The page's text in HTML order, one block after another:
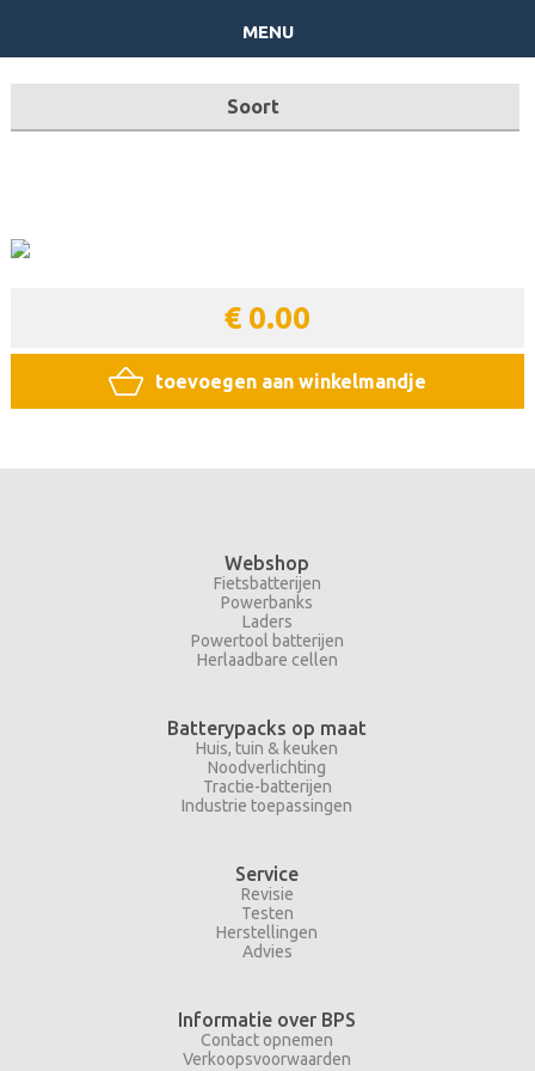
menu
Soort
€ 0.00
toevoegen aan winkelmandje
Webshop
Fietsbatterijen
Powerbanks
Laders
Powertool batterijen
Herlaadbare cellen
Batterypacks op maat
Huis, tuin & keuken
Noodverlichting
Tractie-batterijen
Industrie toepassingen
Service
Revisie
Testen
Herstellingen
Advies
Informatie over BPS
Contact opnemen
Verkoopsvoorwaarden